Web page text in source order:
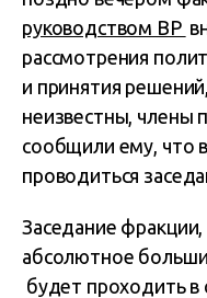
руководством ВР
рассмотрения
и принятия
неизвестны, члены
сообщили ему, что
проводиться
Заседание
абсолютное
будет проходить в